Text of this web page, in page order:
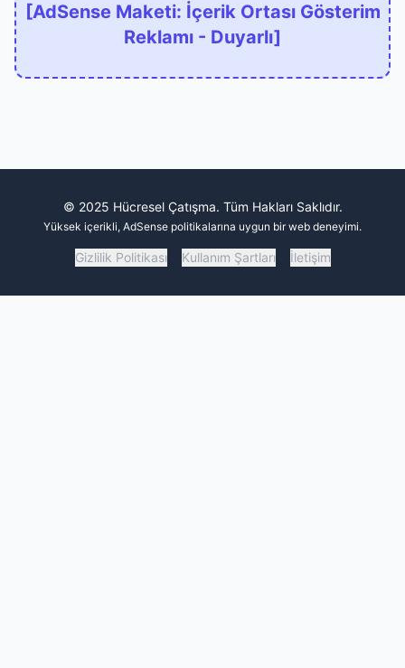
[AdSense Maketi: İçerik Ortası Gösterim
Reklamı - Duyarlı]
© 2025 Hücresel Çatışma. Tüm Hakları Saklıdır.
Yüksek içerikli, AdSense politikalarına uygun bir web deneyimi.
Gizlilik Politikası Kullanım Şartları İletişim